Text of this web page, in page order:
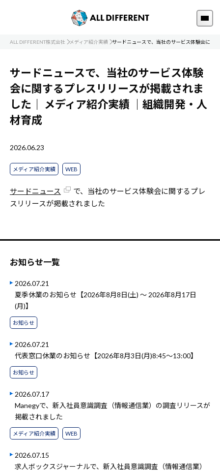
ALL DIFFERENT株式会社 メディア紹介実績 サードニュースで、当社のサービス体験会に関
サードニュースで、当社のサービス体験
会に関するプレスリリースが掲載されま
した｜ メディア紹介実績
｜組織開発・人
材育成
2026.06.23
メディア紹介実績 WEB
サードニュース
で、当社のサービス体験会に関するプレ
スリリースが掲載されました
お知らせ一覧
2026.07.21
夏季休業のお知らせ【2026年8月8日(土) ～ 2026年8月17日
(月)】
お知らせ
2026.07.21
代表窓口休業のお知らせ【2026年8月3日(月)8:45～13:00】
お知らせ
2026.07.17
Manegyで、新入社員意識調査（情報通信業）の調査リリースが
掲載されました
メディア紹介実績 WEB
2026.07.15
求人ボックスジャーナルで、新入社員意識調査（情報通信業）